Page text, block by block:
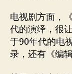
电视剧方面，
代的演绎，很
于90年代的电
录，还有《编